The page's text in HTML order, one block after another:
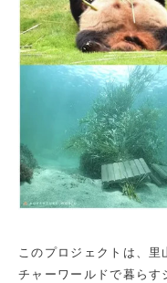
このプロジェクトは、里
チャーワールドで暮らす